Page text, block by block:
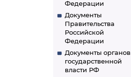
Федерации
Документы
Правительства
Российской
Федерации
Документы органов
государственной
власти РФ